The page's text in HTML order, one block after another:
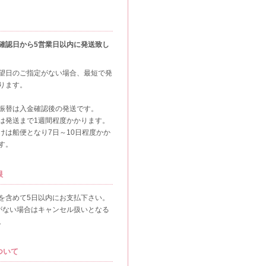
認日から5営業日以内に発送致し
日のご指定がない場合、最短で発
ます。
は入金確認後の発送です。
送まで1週間程度かかります。
は船便となり7日～10日程度かか
。
含めて5日以内にお支払下さい。
い場合はキャンセル扱いとなる
いて